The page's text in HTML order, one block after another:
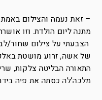
– זאת נעמה והצילום
מתנה ליום הולדת. וזו
הצבעתי על צילום שחור/
של אשה, זרוע מושטת
התאורה הבליטה צלקות,
מלכה’לה כסתה את פיה